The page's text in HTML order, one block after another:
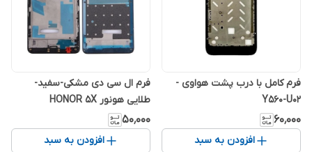
فرم کامل با درب پشت هواوی -
Y560-U02
۶۰٬۰۰۰
افزودن به سبد
فرم ال سی دی مشکی-سفید-
طلایی هونور HONOR 5X
۵۰٬۰۰۰
افزودن به سبد